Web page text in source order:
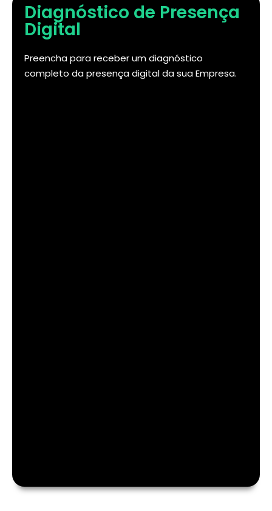
Diagnóstico de Presença
Digital
Preencha para receber um diagnóstico
completo da presença digital da sua Empresa.